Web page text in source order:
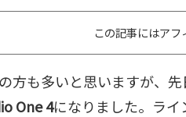
この記事にはア
方も多いと思いますが、先
One 4になりました。ラ